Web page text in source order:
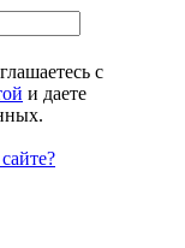
с
и даете